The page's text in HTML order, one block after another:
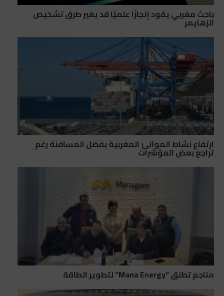
باحث مغربي يقود إنجازًا علميًا قد يغير طرق تشخيص
الزهايمر
ارتفاع نشاط الموانئ المغربية بفضل المسافنة رغم
تراجع بعض المؤشرات
مناجم تطلق “Mana Energy” لتطوير الطاقة